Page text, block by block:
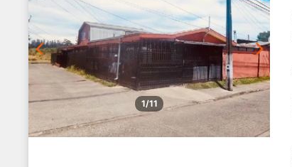
1/11